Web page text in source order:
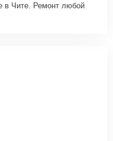
в Чите. Ремонт любой